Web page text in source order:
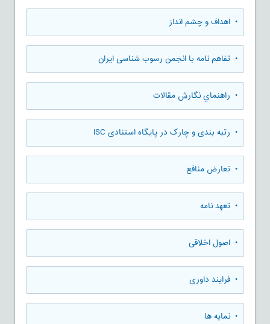
• اهداف و چشم انداز
• تفاهم نامه با انجمن رسوب شناسی ایران
• راهنماي نگارش مقالات
• رتبه بندی و چارک در پایگاه استنادی ISC
• تعارض منافع
• تعهد نامه
• اصول اخلاقی
• فرایند داوری
• نمایه ها